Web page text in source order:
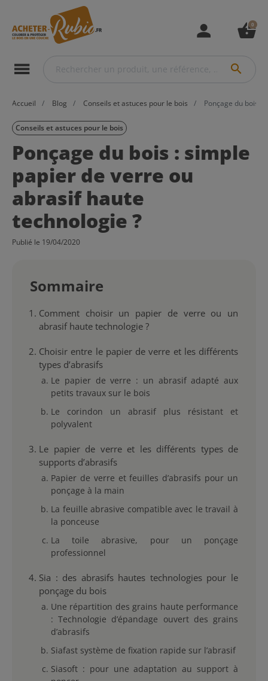
person shopping_basket
0
menu search
Accueil Blog Conseils et astuces pour le bois Ponçage du bois :
Conseils et astuces pour le bois
Ponçage du bois : simple
papier de verre ou
abrasif haute
technologie ?
Publié le 19/04/2020
Sommaire
Comment choisir un papier de verre ou un
abrasif haute technologie ?
Choisir entre le papier de verre et les différents
types d’abrasifs
Le papier de verre : un abrasif adapté aux
petits travaux sur le bois
Le corindon un abrasif plus résistant et
polyvalent
Le papier de verre et les différents types de
supports d’abrasifs
Papier de verre et feuilles d’abrasifs pour un
ponçage à la main
La feuille abrasive compatible avec le travail à
la ponceuse
La toile abrasive, pour un ponçage
professionnel
Sia : des abrasifs hautes technologies pour le
ponçage du bois
Une répartition des grains haute performance
: Technologie d’épandage ouvert des grains
d’abrasifs
Siafast système de fixation rapide sur l’abrasif
Siasoft : pour une adaptation au support à